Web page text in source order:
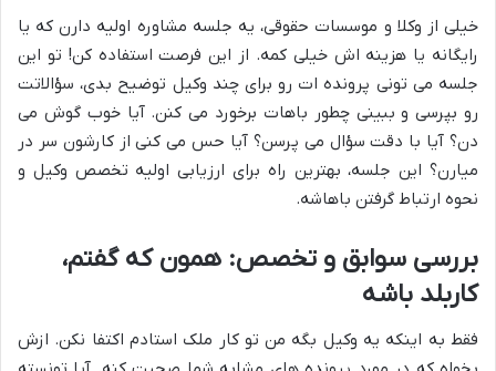
خیلی از وکلا و موسسات حقوقی، یه جلسه مشاوره اولیه دارن که یا
رایگانه یا هزینه اش خیلی کمه. از این فرصت استفاده کن! تو این
جلسه می تونی پرونده ات رو برای چند وکیل توضیح بدی، سؤالاتت
رو بپرسی و ببینی چطور باهات برخورد می کنن. آیا خوب گوش می
دن؟ آیا با دقت سؤال می پرسن؟ آیا حس می کنی از کارشون سر در
میارن؟ این جلسه، بهترین راه برای ارزیابی اولیه تخصص وکیل و
نحوه ارتباط گرفتن باهاشه.
بررسی سوابق و تخصص: همون که گفتم،
کاربلد باشه
فقط به اینکه یه وکیل بگه من تو کار ملک استادم اکتفا نکن. ازش